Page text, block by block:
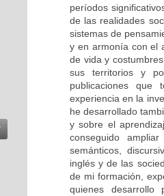
períodos
de las realidades
sistemas de
y en armonía con el
de vida y
sus territorios y
publicaciones que
experiencia en la
he desarrollado
y sobre el
conseguido
semánticos,
inglés y de las
de mi formación,
quienes desarrollo